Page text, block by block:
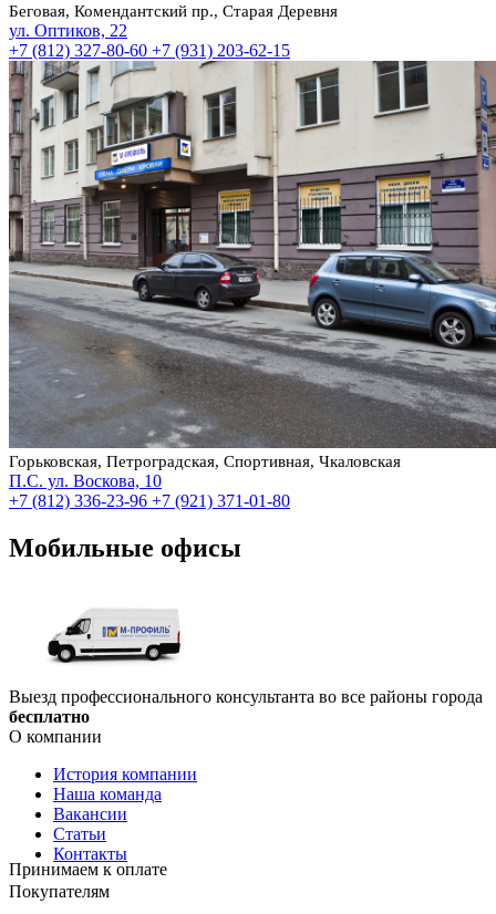
Беговая, Комендантский пр., Старая Деревня
ул. Оптиков, 22
+7 (812) 327-80-60 +7 (931) 203-62-15
Горьковская, Петроградская, Спортивная, Чкаловская
П.С. ул. Воскова, 10
+7 (812) 336-23-96 +7 (921) 371-01-80
Мобильные офисы
Выезд профессионального консультанта во все районы города
бесплатно
О компании
История компании
Наша команда
Вакансии
Статьи
Контакты
Покупателям
Принимаем к оплате